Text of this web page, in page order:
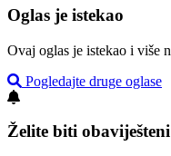
Oglas je istekao
Ovaj oglas je istekao i više
Pogledajte druge oglase
Želite biti